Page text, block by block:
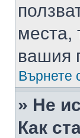
места,
вашия
Върнете
» Не
Как